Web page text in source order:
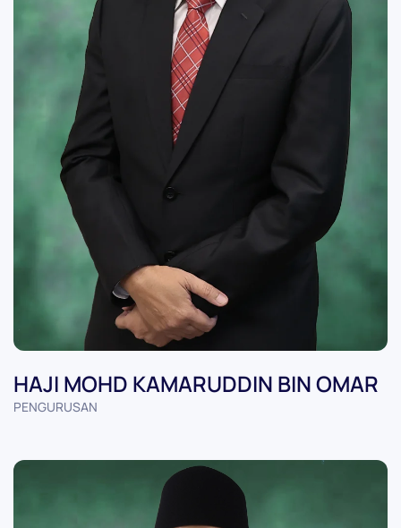
HAJI MOHD KAMARUDDIN BIN OMAR
PENGURUSAN